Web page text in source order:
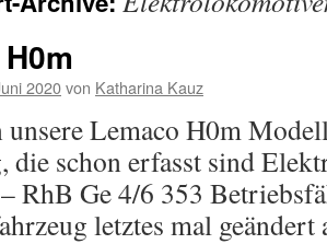
2020von Katharina Kauz
Lemaco H0m
die schon erfasst sind
RhB Ge 4/6 353
letztes mal